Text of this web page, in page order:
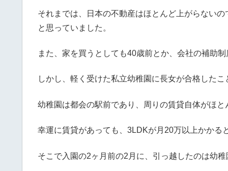
それまでは、日本の不動産はほとんど上がらない
と思っていました。
また、家を買うとしても40歳前とか、会社の補助
しかし、軽く受けた私立幼稚園に長女が合格した
幼稚園は都会の駅前であり、周りの賃貸自体がほと
幸運に賃貸があっても、3LDKが月20万以上かかる
そこで入園の2ヶ月前の2月に、引っ越したのは幼